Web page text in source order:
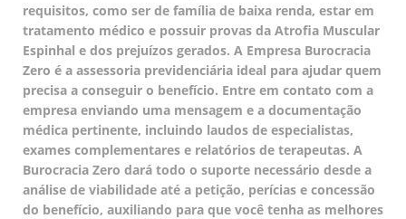
requisitos, como ser de família de baixa renda, estar em
tratamento médico e possuir provas da Atrofia Muscular
Espinhal e dos prejuízos gerados. A Empresa Burocracia
Zero é a assessoria previdenciária ideal para ajudar quem
precisa a conseguir o benefício. Entre em contato com a
empresa enviando uma mensagem e a documentação
médica pertinente, incluindo laudos de especialistas,
exames complementares e relatórios de terapeutas. A
Burocracia Zero dará todo o suporte necessário desde a
análise de viabilidade até a petição, perícias e concessão
do benefício, auxiliando para que você tenha as melhores